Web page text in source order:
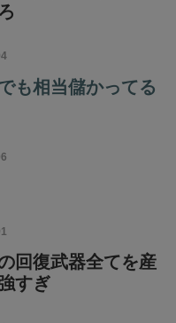
も相当儲かってる
回復武器全てを産
すぎ